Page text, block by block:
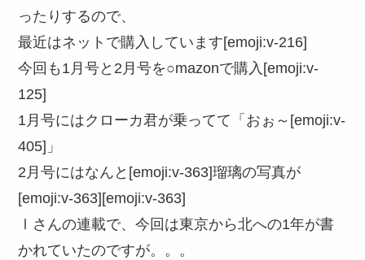
ったりするので、
最近はネットで購入しています[emoji:v-216]
今回も1月号と2月号を○mazonで購入[emoji:v-
125]
1月号にはクローカ君が乗ってて「おぉ～[emoji:v-
405]」
2月号にはなんと[emoji:v-363]瑠璃の写真が
[emoji:v-363][emoji:v-363]
Ⅰさんの連載で、今回は東京から北への1年が書
かれていたのですが。。。